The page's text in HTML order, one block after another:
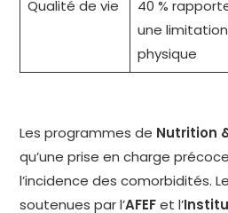
Qualité de vie
40 %
une limitation
physique
Les programmes de Nutrition
qu’une prise en charge
l’incidence des comorbidités.
soutenues par l’AFEFet l’